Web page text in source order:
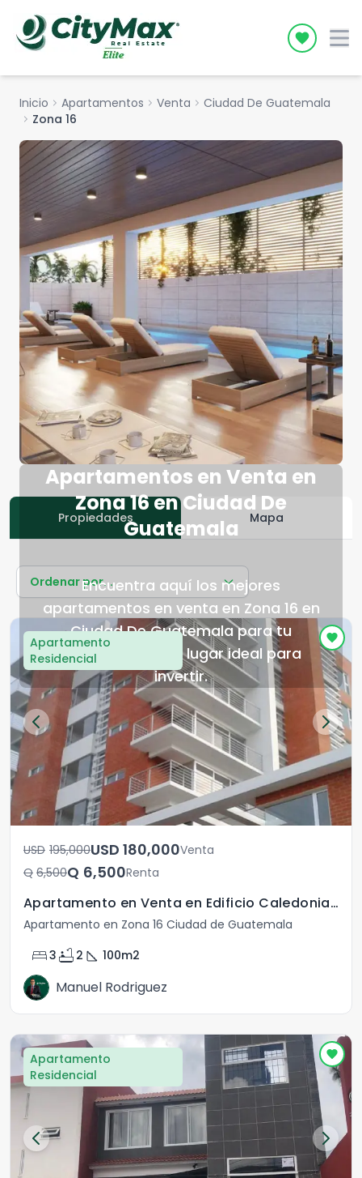
Icon
Inicio chevron_right Apartamentos chevron_right Venta chevron_right Ciudad De Guatemala
chevron_right Zona 16
Apartamentos en Venta en
Zona 16 en Ciudad De
Guatemala
Encuentra aquí los mejores
apartamentos en venta en Zona 16 en
Ciudad De Guatemala para tu
próximo hogar o lugar ideal para
invertir.
Propiedades Mapa
Ordenar por...
Apartamento
Residencial
USD	195,000 USD	180,000Venta
Q	6,500
Q	6,500Renta
Apartamento en Venta en Edificio Caledonia Z 16.
Apartamento en Zona 16 Ciudad de Guatemala
bed3 bathtub 2 square_foot 100m2
Manuel Rodriguez
Apartamento
Residencial